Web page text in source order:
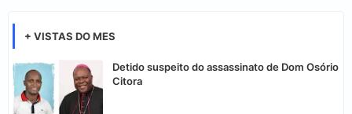
+ VISTAS DO MES
Detido suspeito do assassinato de Dom Osório
Citora